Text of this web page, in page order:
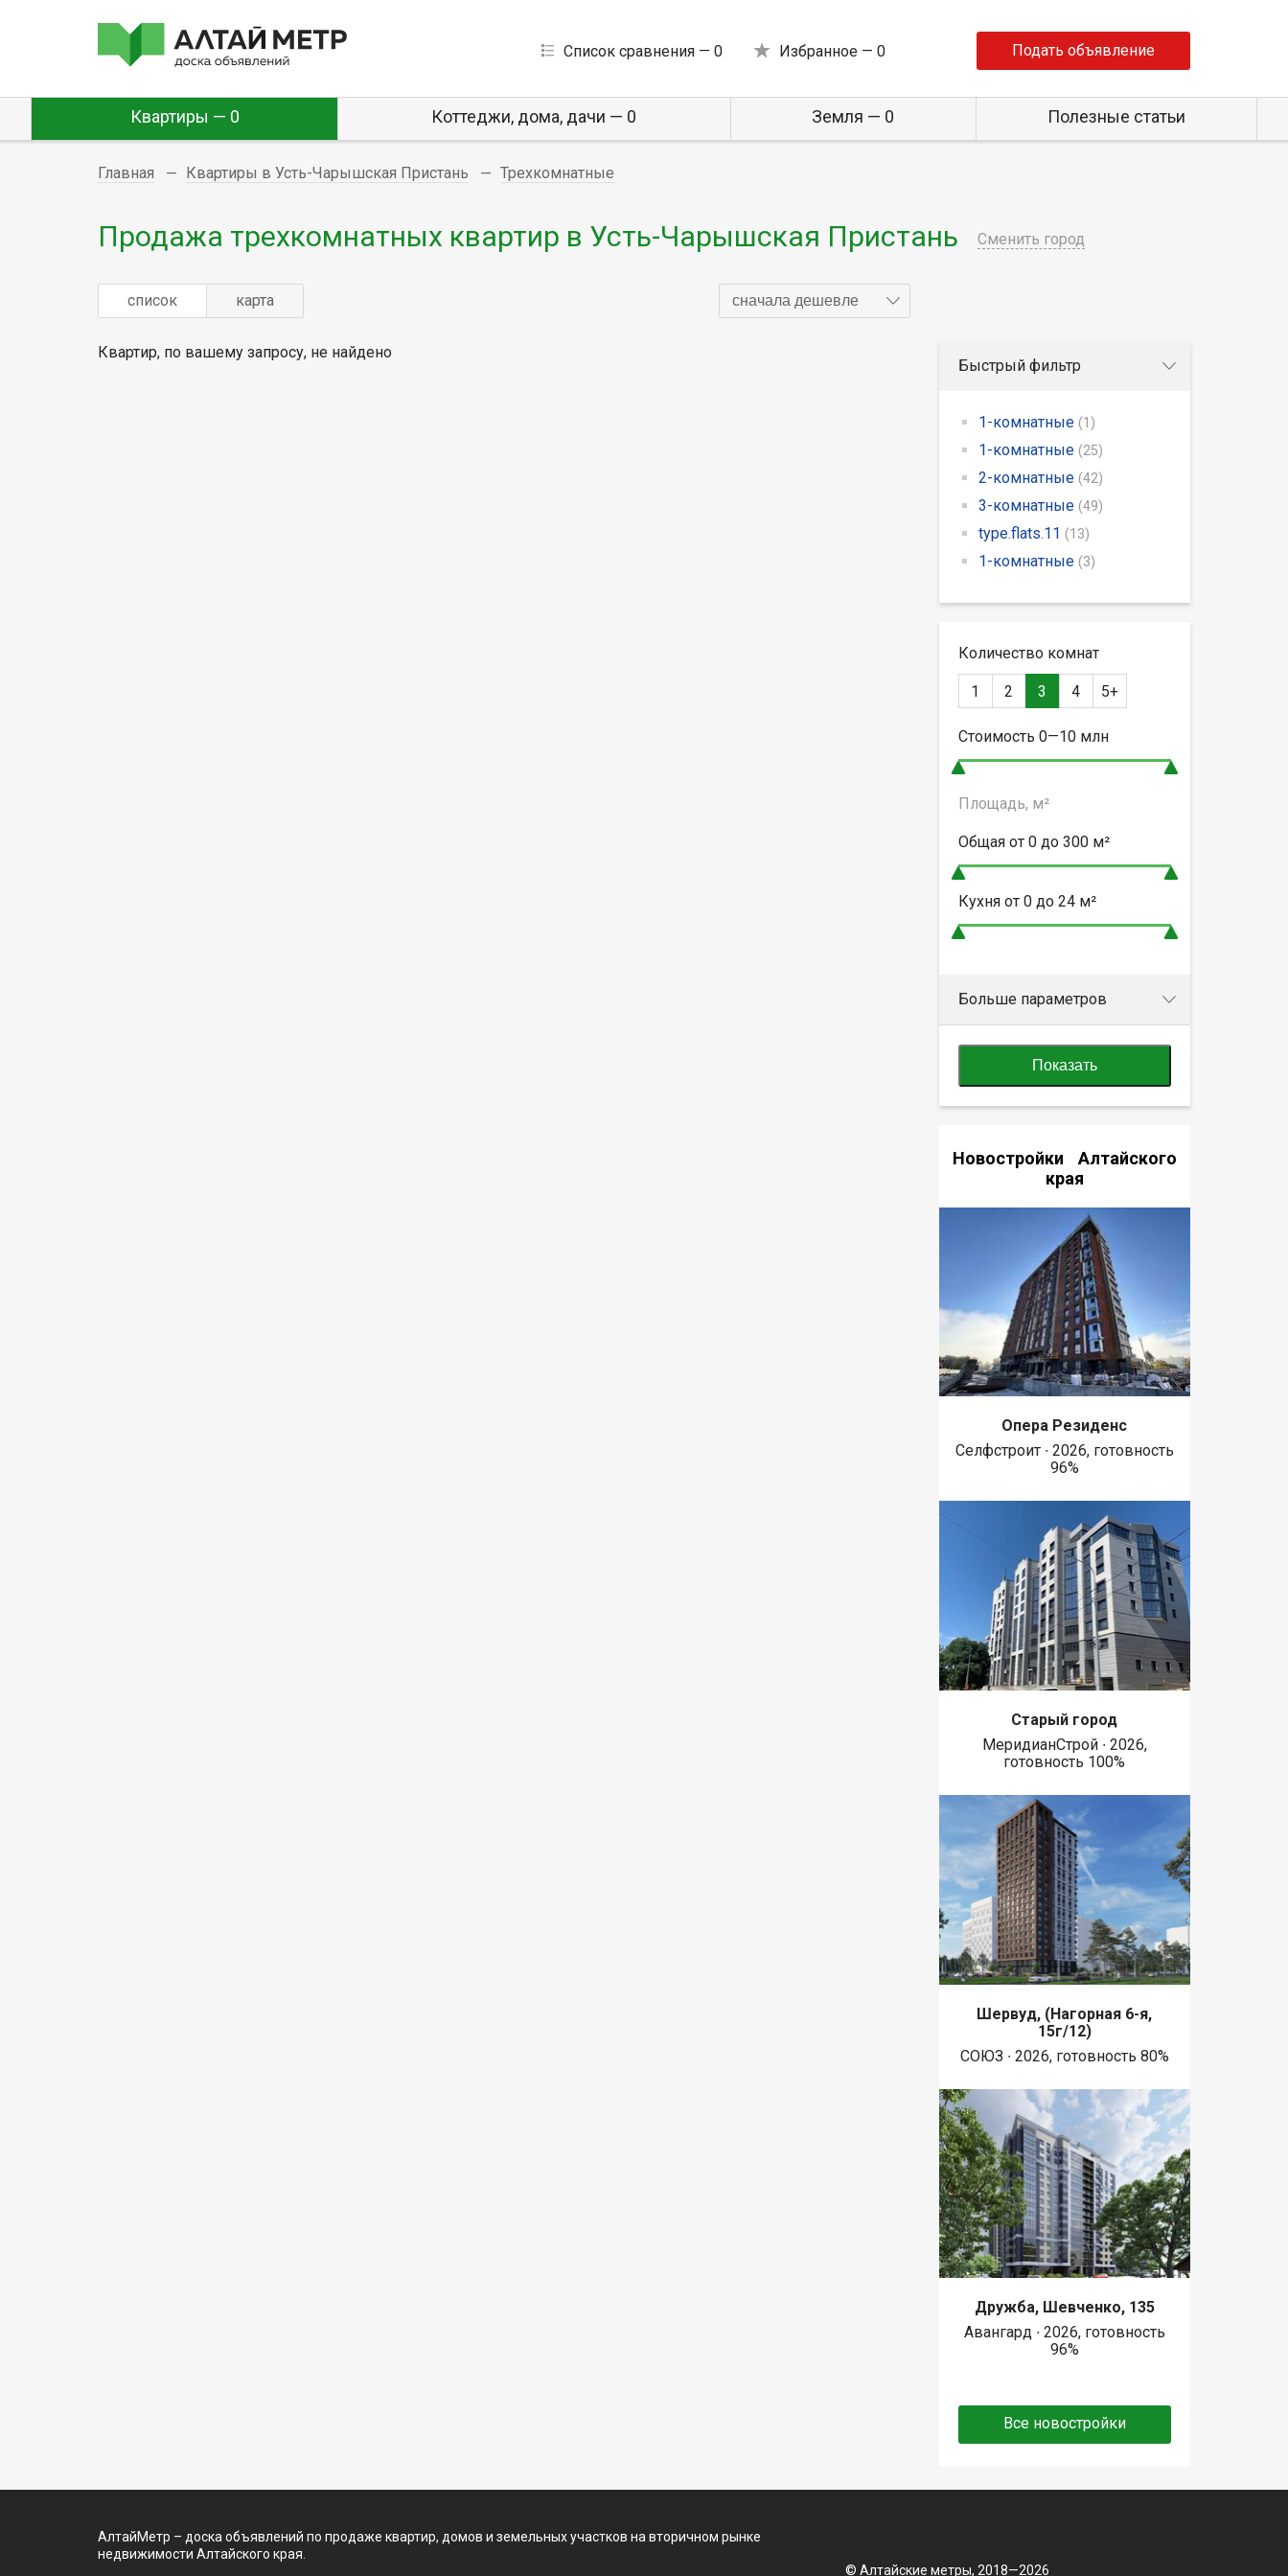
Список сравнения — 0 Избранное — 0 Подать объявление
Квартиры — 0 Коттеджи, дома, дачи — 0 Земля — 0 Полезные статьи
Главная Квартиры в Усть-Чарышская Пристань Трехкомнатные
Продажа трехкомнатных квартир в Усть-Чарышская Пристань Сменить город
список карта сначала дешевле
Квартир, по вашему запросу, не найдено
Быстрый фильтр
1-комнатные (1)
1-комнатные (25)
2-комнатные (42)
3-комнатные (49)
type.flats.11 (13)
1-комнатные (3)
Количество комнат
1 2 3 4 5+
Стоимость 0—10млн
Площадь, м²
Общая от 0 до 300м²
Кухня от 0 до 24м²
Больше параметров
Показать
Новостройки Алтайского
края
Опера Резиденс
Селфстроит ∙ 2026, готовность
96%
Старый город
МеридианСтрой ∙ 2026,
готовность 100%
Шервуд, (Нагорная 6-я,
15г/12)
СОЮЗ ∙ 2026, готовность 80%
Дружба, Шевченко, 135
Авангард ∙ 2026, готовность
96%
Все новостройки
АлтайМетр – доска объявлений по продаже квартир, домов и земельных участков на вторичном рынке
недвижимости Алтайского края.
© Алтайские метры, 2018—2026